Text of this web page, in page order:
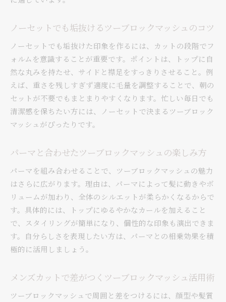
ノーセットでも垢抜けるツーブロックマッシュのコツ
ノーセットでも垢抜けた印象を作るには、カットの段階でフ
ォルムを意識することが重要です。ポイントは、トップに自
然な丸みを持たせ、サイドと襟足をすっきりさせること。例
えば、重さを残しすぎず適度に毛量を調整することで、朝の
セットが不要でもまとまりやすくなります。忙しい毎日でも
清潔感を保ちたい方には、ノーセットで決まるツーブロック
マッシュがぴったりです。
パーマと合わせたツーブロックマッシュの楽しみ方
パーマを組み合わせることで、ツーブロックマッシュの魅力
はさらに広がります。理由は、パーマによって髪に動きやボ
リュームが加わり、全体のシルエットが柔らかくなるからで
す。具体的には、トップにゆるやかなカールを加えること
で、スタイリングが簡単になり、個性的な印象も演出できま
す。自分らしさを表現したい方は、パーマとの相乗効果を積
極的に活用しましょう。
メンズカットで差がつくツーブロックマッシュ活用術
ツーブロックマッシュで周囲と差をつけるには、顔型や髪質